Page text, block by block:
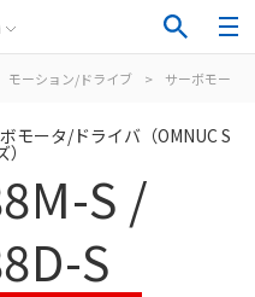
モーション/ドライブ > サーボモータ/
モータ/ドライバ（OMNUC S
S /
S